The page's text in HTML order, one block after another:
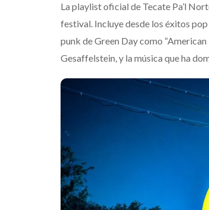
La playlist oficial de Tecate Pa’l
festival. Incluye desde los éxitos
punk de Green Day como
Gesaffelstein, y la música que ha